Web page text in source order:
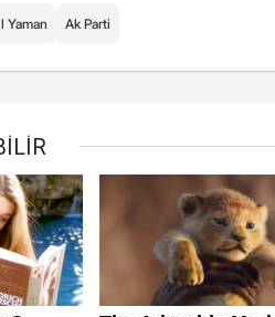
Yaman Ak Parti